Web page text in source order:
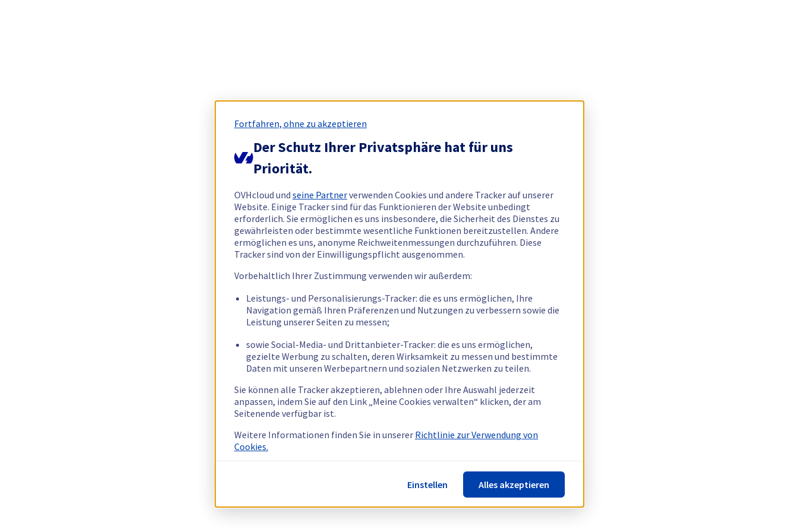
Fortfahren, ohne zu akzeptieren
Der Schutz Ihrer Privatsphäre hat für uns
Priorität.
OVHcloud und seine Partnerverwenden Cookies und andere Tracker auf unserer
Website. Einige Tracker sind für das Funktionieren der Website unbedingt
erforderlich. Sie ermöglichen es uns insbesondere, die Sicherheit des Dienstes zu
gewährleisten oder bestimmte wesentliche Funktionen bereitzustellen. Andere
ermöglichen es uns, anonyme Reichweitenmessungen durchzuführen. Diese
Tracker sind von der Einwilligungspflicht ausgenommen.
Vorbehaltlich Ihrer Zustimmung verwenden wir außerdem:
Leistungs- und Personalisierungs-Tracker: die es uns ermöglichen, Ihre
Navigation gemäß Ihren Präferenzen und Nutzungen zu verbessern sowie die
Leistung unserer Seiten zu messen;
sowie Social-Media- und Drittanbieter-Tracker: die es uns ermöglichen,
gezielte Werbung zu schalten, deren Wirksamkeit zu messen und bestimmte
Daten mit unseren Werbepartnern und sozialen Netzwerken zu teilen.
Sie können alle Tracker akzeptieren, ablehnen oder Ihre Auswahl jederzeit
anpassen, indem Sie auf den Link „Meine Cookies verwalten“ klicken, der am
Seitenende verfügbar ist.
Weitere Informationen finden Sie in unserer Richtlinie zur Verwendung von
Cookies.
Einstellen Alles akzeptieren